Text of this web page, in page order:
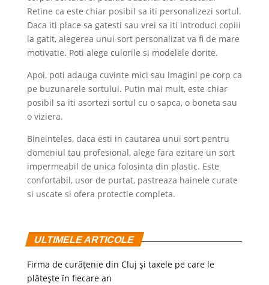
Retine ca este chiar posibil sa iti personalizezi sortul.
Daca iti place sa gatesti sau vrei sa iti introduci copiii
la gatit, alegerea unui sort personalizat va fi de mare
motivatie. Poti alege culorile si modelele dorite.
Apoi, poti adauga cuvinte mici sau imagini pe corp ca
pe buzunarele sortului. Putin mai mult, este chiar
posibil sa iti asortezi sortul cu o sapca, o boneta sau
o viziera.
Bineinteles, daca esti in cautarea unui sort pentru
domeniul tau profesional, alege fara ezitare un sort
impermeabil de unica folosinta din plastic. Este
confortabil, usor de purtat, pastreaza hainele curate
si uscate si ofera protectie completa.
ULTIMELE ARTICOLE
Firma de curățenie din Cluj și taxele pe care le
plătește în fiecare an